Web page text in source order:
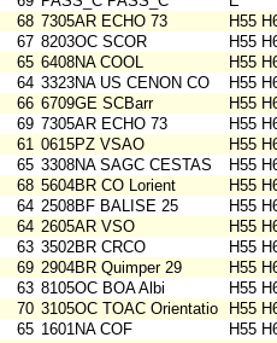
68 7305AR ECHO 73
H55
67 8203OC SCOR
H55
65 6408NA COOL
H55
64 3323NA US CENON CO
H55
66 6709GE SCBarr
H55
69 7305AR ECHO 73
H55
61 0615PZ VSAO
H55
65 3308NA SAGC CESTAS
H55
68 5604BR CO Lorient
H55
64 2508BF BALISE 25
H55
64 2605AR VSO
H55
63 3502BR CRCO
H55
69 2904BR Quimper 29
H55
63 8105OC BOA Albi
H55
70 3105OC TOAC Orientatio
H55
65 1601NA COF
H55